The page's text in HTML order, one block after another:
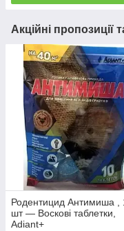
Акційні пропозиції
Родентицид Антимиша ,
шт — Воскові таблетки,
Adiant+